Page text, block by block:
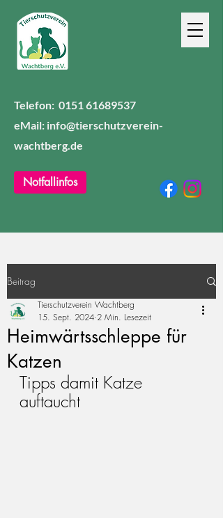
Telefon: 0151 61689537
eMail: info@tierschutzverein-
wachtberg.de
Notfallinfos
Beitrag
Heimwärtsschleppe für
Katzen
Tierschutzverein Wachtberg
15. Sept. 2024 2 Min. Lesezeit
Tipps damit Katze
auftaucht